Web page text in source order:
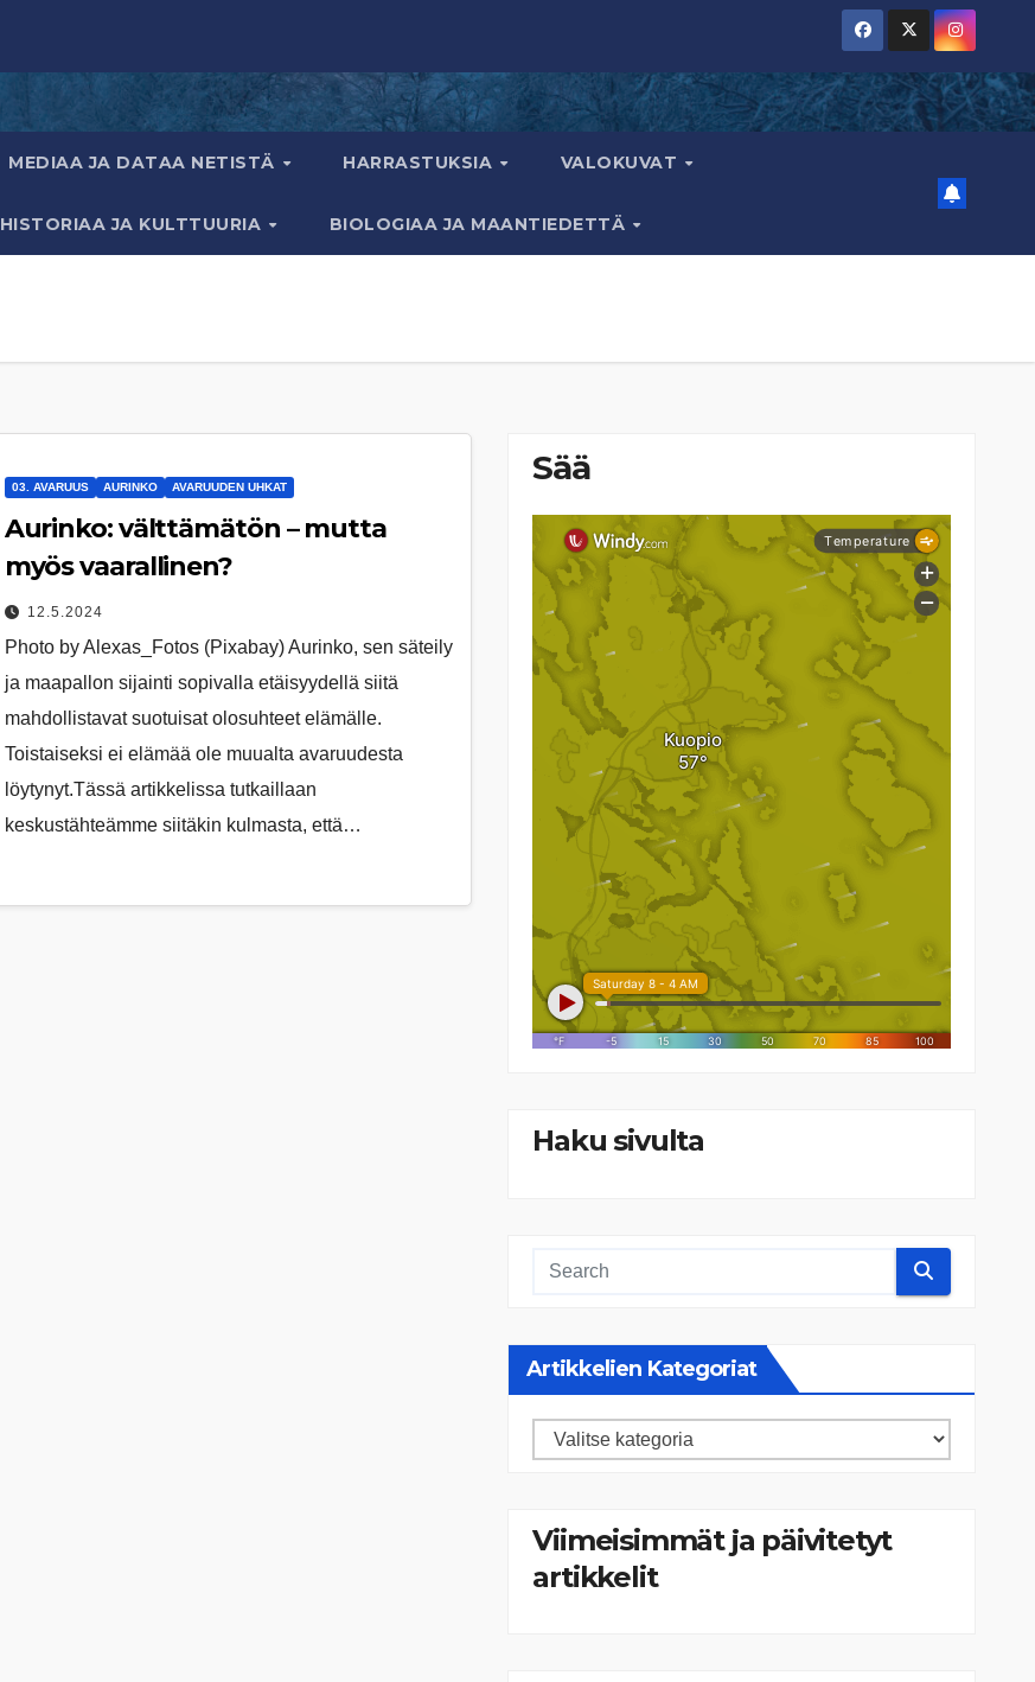
MEDIAA JA DATAA NETISTÄ HARRASTUKSIA VALOKUVAT
HISTORIAA JA KULTTUURIA BIOLOGIAA JA MAANTIEDETTÄ
03. AVARUUS AURINKO AVARUUDEN UHKAT
Aurinko: välttämätön – mutta
myös vaarallinen?
12.5.2024
Photo by Alexas_Fotos (Pixabay) Aurinko, sen säteily
ja maapallon sijainti sopivalla etäisyydellä siitä
mahdollistavat suotuisat olosuhteet elämälle.
Toistaiseksi ei elämää ole muualta avaruudesta
löytynyt.Tässä artikkelissa tutkaillaan
keskustähteämme siitäkin kulmasta, että…
Sää
Haku sivulta
Artikkelien Kategoriat
Artikkelien
Viimeisimmät ja päivitetyt
artikkelit